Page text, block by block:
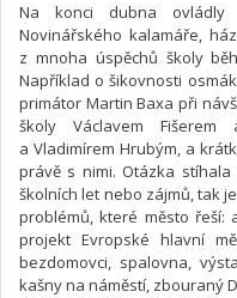
Na konci dubna
Novinářského kalamáře,
z mnoha úspěchů školy
Například o šikovnosti
primátor Martin Baxa při
školy Václavem
a Vladimírem Hrubým, a
právě s nimi. Otázka
školních let nebo zájmů, tak
problémů, které město řeší:
projekt Evropské hlavní
bezdomovci, spalovna,
kašny na náměstí, zbouraný